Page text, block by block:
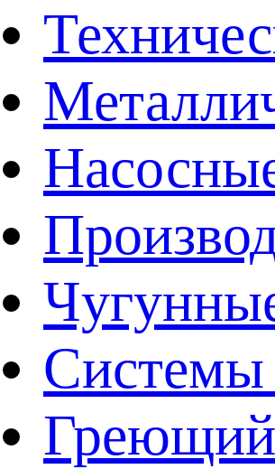
Системы
Греющий